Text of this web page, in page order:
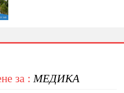
за :МЕДИКА